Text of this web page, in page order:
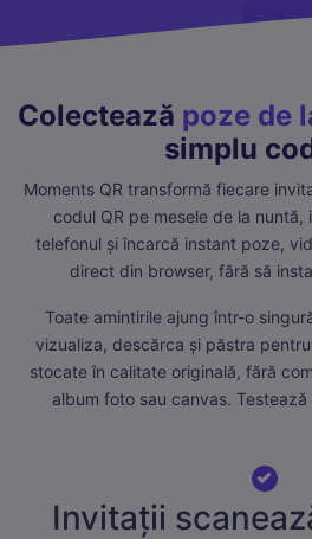
Colectează poze de
simplu
Moments QR transformă fiecare
codul QR pe mesele de la
telefonul și încarcă instant poze,
direct din browser, fără să
Toate amintirile ajung într-o
vizualiza, descărca și păstra
stocate în calitate originală, fără
album foto sau canvas. Testează
Invitații